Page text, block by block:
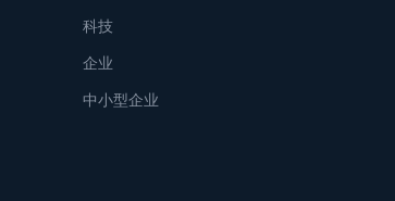
科技
企业
中小型企业